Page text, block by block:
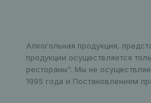
Алкогольная продукция,
продукции осуществляется
рестораны". Мы не
1995 года и Постановлением